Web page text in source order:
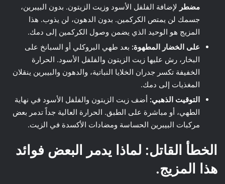
مضطر لإضافة الفلفل الأسود وزيت الزيتون. بدون البيبرين،
جسمك لن يمتص الكركمين. بدون الدهون، لن يذوب. هذا
المزيج هو الوحيد الذي يضمن وصول الكركمين إلى دمك.
على الخضار المطهوة: بعد طهي البروكلي أو السبانخ على
البخار، رش عليها زيت الزيتون والفلفل الأسود. الحرارة
الخفيفة تكسر جدران الخلايا النباتية، والدهون والبيبرين ينقلان
المغذيات إلى دمك.
التوقيت الذهبي: أضف زيت الزيتون والفلفل الأسود في نهاية
الطهي، أو مباشرة على الطبق. الحرارة العالية جداً تدمر بعض
مركبات البيبرين الحساسة ومضادات الأكسدة في الزيت.
الخطأ القاتل: لماذا يدمر البعض فوائد
هذا المزيج.